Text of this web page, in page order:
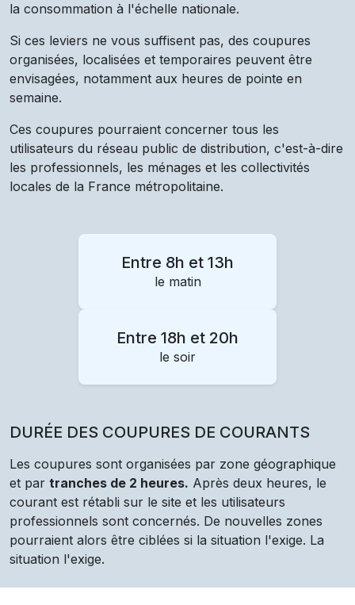
la consommation à l'échelle nationale.
Si ces leviers ne vous suffisent pas, des coupures
organisées, localisées et temporaires peuvent être
envisagées, notamment aux heures de pointe en
semaine.
Ces coupures pourraient concerner tous les
utilisateurs du réseau public de distribution, c'est-à-dire
les professionnels, les ménages et les collectivités
locales de la France métropolitaine.
Entre 8h et 13h
le matin
Entre 18h et 20h
le soir
DURÉE DES COUPURES DE COURANTS
Les coupures sont organisées par zone géographique
et par tranches de 2 heures. Après deux heures, le
courant est rétabli sur le site et les utilisateurs
professionnels sont concernés. De nouvelles zones
pourraient alors être ciblées si la situation l'exige. La
situation l'exige.